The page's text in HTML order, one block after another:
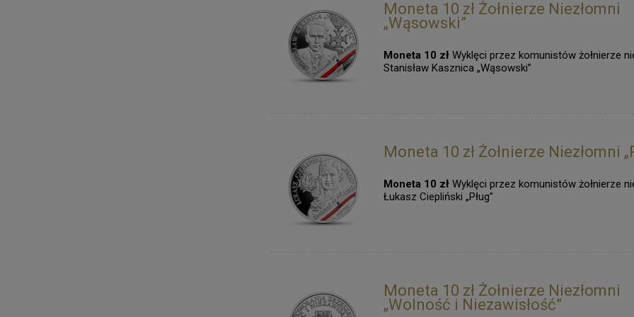
Moneta 10 zł Żołnierze Niezłomni
„Wąsowski”
Moneta 10 zł Wyklęci przez komunistów żołnierze
Stanisław Kasznica „Wąsowski”
Moneta 10 zł Żołnierze Niezłomni
Moneta 10 zł Wyklęci przez komunistów żołnierze
Łukasz Ciepliński „Pług”
Moneta 10 zł Żołnierze Niezłomni
„Wolność i Niezawisłość”